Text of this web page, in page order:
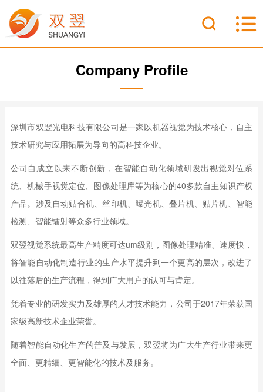
Company Profile
深圳市双翌光电科技有限公司是一家以机器视觉为技术核心，自主
技术研究与应用拓展为导向的高科技企业。
公司自成立以来不断创新，在智能自动化领域研发出视觉对位系
统、机械手视觉定位、图像处理库等为核心的40多款自主知识产权
产品。涉及自动贴合机、丝印机、曝光机、叠片机、贴片机、智能
检测、智能镭射等众多行业领域。
双翌视觉系统最高生产精度可达um级别，图像处理精准、速度快，
将智能自动化制造行业的生产水平提升到一个更高的层次，改进了
以往落后的生产流程，得到广大用户的认可与肯定。
凭着专业的研发实力及雄厚的人才技术能力，公司于2017年荣获国
家级高新技术企业荣誉。
随着智能自动化生产的普及与发展，双翌将为广大生产行业带来更
全面、更精细、更智能化的技术及服务。